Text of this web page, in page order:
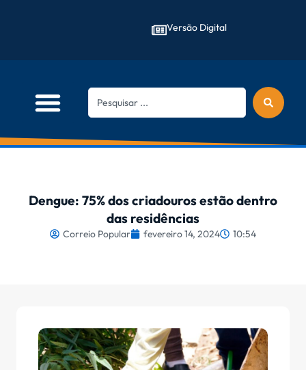
Versão Digital
Dengue: 75% dos criadouros estão dentro
das residências
Correio Popular fevereiro 14, 2024 10:54